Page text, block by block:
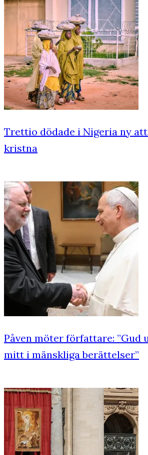
Trettio dödade i Nigeria ny
kristna
Påven möter författare: ”Gud
mitt i mänskliga berättelser”